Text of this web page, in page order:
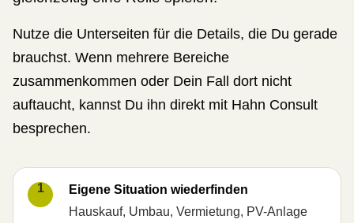
Nutze die Unterseiten für die Details, die Du gerade
brauchst. Wenn mehrere Bereiche
zusammenkommen oder Dein Fall dort nicht
auftaucht, kannst Du ihn direkt mit Hahn Consult
besprechen.
1
Eigene Situation wiederfinden
Hauskauf, Umbau, Vermietung, PV-Anlage